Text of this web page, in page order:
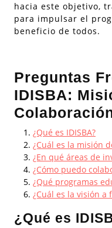
hacia este objetivo,
para impulsar el
beneficio de todos.
Preguntas
IDISBA:
¿Qué es IDISBA?
¿Cuál es la misión
¿En qué áreas de
¿Cómo puedo
¿Qué programas
¿Cuál es la visión a
¿Qué es